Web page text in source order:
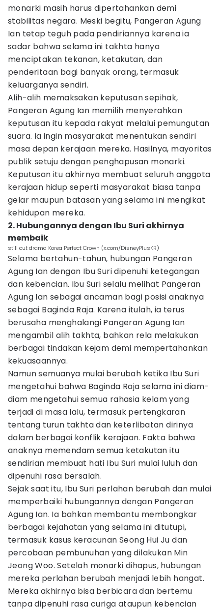
monarki masih harus dipertahankan demi
stabilitas negara. Meski begitu, Pangeran Agung
Ian tetap teguh pada pendiriannya karena ia
sadar bahwa selama ini takhta hanya
menciptakan tekanan, ketakutan, dan
penderitaan bagi banyak orang, termasuk
keluarganya sendiri.
Alih-alih memaksakan keputusan sepihak,
Pangeran Agung Ian memilih menyerahkan
keputusan itu kepada rakyat melalui pemungutan
suara. Ia ingin masyarakat menentukan sendiri
masa depan kerajaan mereka. Hasilnya, mayoritas
publik setuju dengan penghapusan monarki.
Keputusan itu akhirnya membuat seluruh anggota
kerajaan hidup seperti masyarakat biasa tanpa
gelar maupun batasan yang selama ini mengikat
kehidupan mereka.
2. Hubungannya dengan Ibu Suri akhirnya
membaik
still cut drama Korea Perfect Crown (x.com/DisneyPlusKR)
Selama bertahun-tahun, hubungan Pangeran
Agung Ian dengan Ibu Suri dipenuhi ketegangan
dan kebencian. Ibu Suri selalu melihat Pangeran
Agung Ian sebagai ancaman bagi posisi anaknya
sebagai Baginda Raja. Karena itulah, ia terus
berusaha menghalangi Pangeran Agung Ian
mengambil alih takhta, bahkan rela melakukan
berbagai tindakan kejam demi mempertahankan
kekuasaannya.
Namun semuanya mulai berubah ketika Ibu Suri
mengetahui bahwa Baginda Raja selama ini diam-
diam mengetahui semua rahasia kelam yang
terjadi di masa lalu, termasuk pertengkaran
tentang turun takhta dan keterlibatan dirinya
dalam berbagai konflik kerajaan. Fakta bahwa
anaknya memendam semua ketakutan itu
sendirian membuat hati Ibu Suri mulai luluh dan
dipenuhi rasa bersalah.
Sejak saat itu, Ibu Suri perlahan berubah dan mulai
memperbaiki hubungannya dengan Pangeran
Agung Ian. Ia bahkan membantu membongkar
berbagai kejahatan yang selama ini ditutupi,
termasuk kasus keracunan Seong Hui Ju dan
percobaan pembunuhan yang dilakukan Min
Jeong Woo. Setelah monarki dihapus, hubungan
mereka perlahan berubah menjadi lebih hangat.
Mereka akhirnya bisa berbicara dan bertemu
tanpa dipenuhi rasa curiga ataupun kebencian